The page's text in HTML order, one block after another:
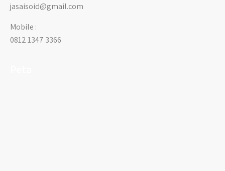
jasaisoid@gmail.com
Mobile :
0812 1347 3366